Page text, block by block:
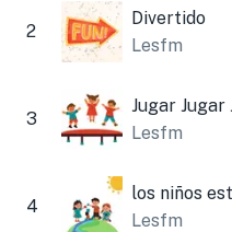
2
Divertido
Lesfm
3
Lesfm
4
Lesfm